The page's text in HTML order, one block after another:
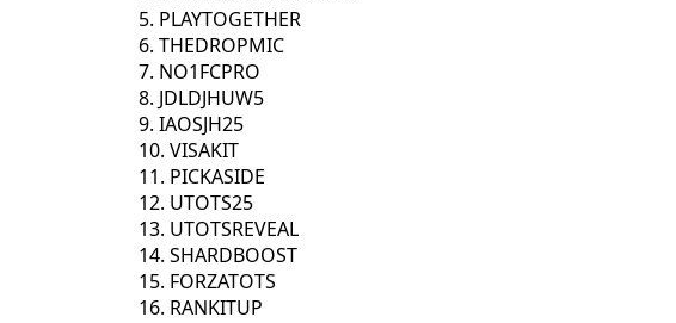
PLAYTOGETHER
THEDROPMIC
NO1FCPRO
JDLDJHUW5
IAOSJH25
VISAKIT
PICKASIDE
UTOTS25
UTOTSREVEAL
SHARDBOOST
FORZATOTS
RANKITUP